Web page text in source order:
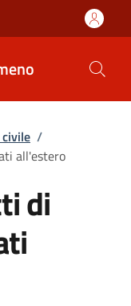
/
all'estero
di